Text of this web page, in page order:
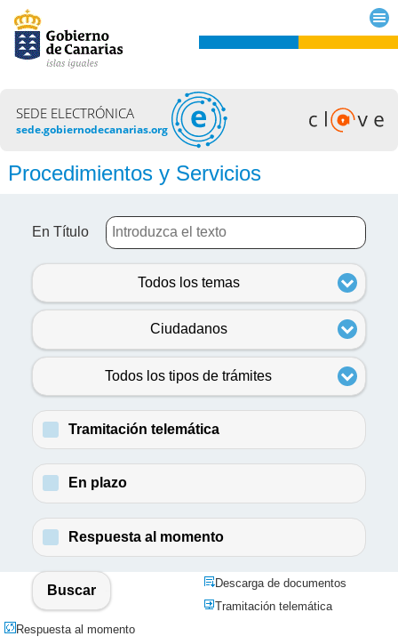
SEDE ELECTRÓNICA
sede.gobiernodecanarias.org
Procedimientos y Servicios
En Título
Todos los temas
Ciudadanos
Todos los tipos de trámites
Tramitación telemática
En plazo
Respuesta al momento
Buscar
Descarga de documentos
Tramitación telemática
Respuesta al momento